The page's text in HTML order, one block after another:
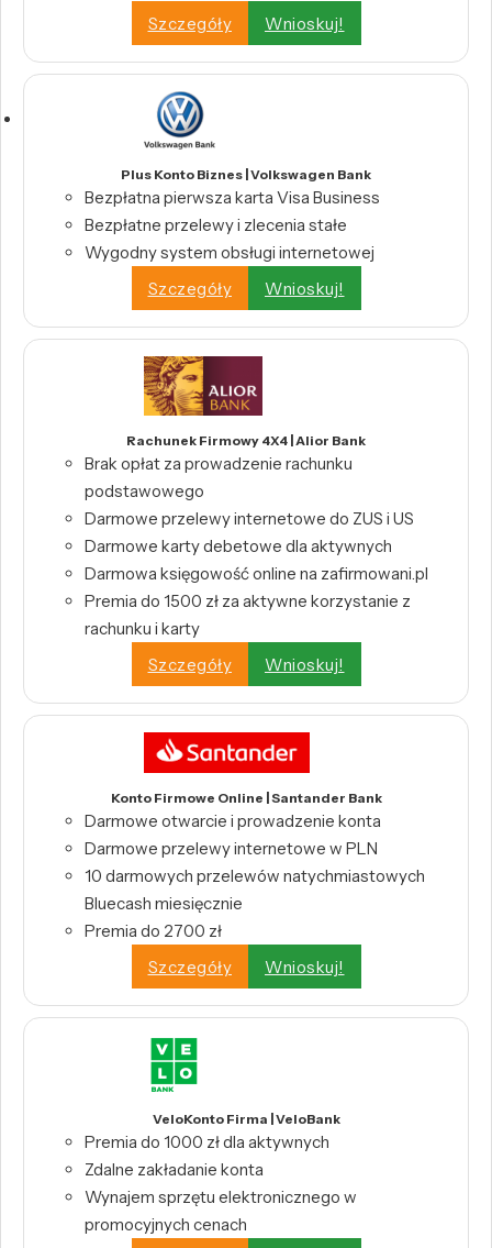
Szczegóły Wnioskuj!
Plus Konto Biznes | Volkswagen Bank
Bezpłatna pierwsza karta Visa Business
Bezpłatne przelewy i zlecenia stałe
Wygodny system obsługi internetowej
Szczegóły
Wnioskuj!
Rachunek Firmowy 4X4 | Alior Bank
Brak opłat za prowadzenie rachunku
podstawowego
Darmowe przelewy internetowe do ZUS i US
Darmowe karty debetowe dla aktywnych
Darmowa księgowość online na zafirmowani.pl
Premia do 1500 zł za aktywne korzystanie z
rachunku i karty
Szczegóły
Wnioskuj!
Konto Firmowe Online | Santander Bank
Darmowe otwarcie i prowadzenie konta
Darmowe przelewy internetowe w PLN
10 darmowych przelewów natychmiastowych
Bluecash miesięcznie
Premia do 2700 zł
Szczegóły
Wnioskuj!
VeloKonto Firma | VeloBank
Premia do 1000 zł dla aktywnych
Zdalne zakładanie konta
Wynajem sprzętu elektronicznego w
promocyjnych cenach